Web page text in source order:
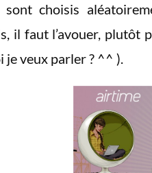
sont choisis
il faut l’avouer, plutôt
je veux parler ? ^^ ).